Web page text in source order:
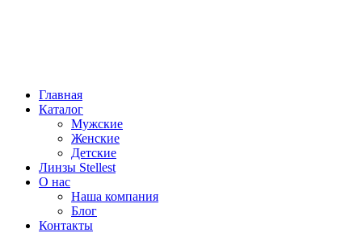
Главная
Каталог
Мужские
Женские
Детские
Линзы Stellest
О нас
Наша компания
Блог
Контакты